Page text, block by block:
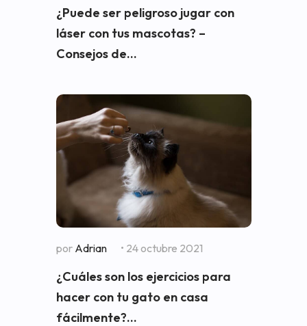
¿Puede ser peligroso jugar con
láser con tus mascotas? –
Consejos de...
por Adrian • 24 octubre 2021
¿Cuáles son los ejercicios para
hacer con tu gato en casa
fácilmente?...